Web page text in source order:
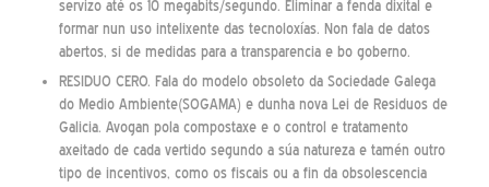
servizo até os 10 megabits/segundo. Eliminar a fenda dixital e
formar nun uso intelixente das tecnoloxías. Non fala de datos
abertos, si de medidas para a transparencia e bo goberno.
RESIDUO CERO. Fala do modelo obsoleto da Sociedade Galega
do Medio Ambiente(SOGAMA) e dunha nova Lei de Residuos de
Galicia. Avogan pola compostaxe e o control e tratamento
axeitado de cada vertido segundo a súa natureza e tamén outro
tipo de incentivos, como os fiscais ou a fin da obsolescencia